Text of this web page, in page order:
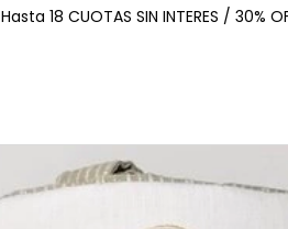
Hasta 18 CUOTAS SIN INTERES / 30%